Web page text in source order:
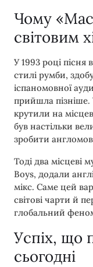
Чому
світовим
У 1993 році
стилі румби,
іспаномовної
прийшла
крутили на
був настільки
зробити
Тоді два місцеві
Boys, додали
мікс. Саме цей
світові чарти й
глобальний
Успіх, що
сьогодні